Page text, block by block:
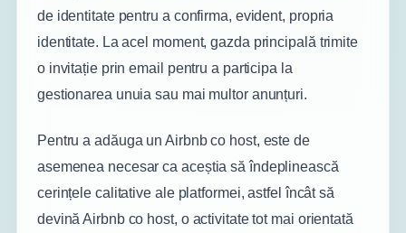
de identitate pentru a confirma, evident, propria
identitate. La acel moment, gazda principală trimite
o invitație prin email pentru a participa la
gestionarea unuia sau mai multor anunțuri.
Pentru a adăuga un Airbnb co host, este de
asemenea necesar ca aceștia să îndeplinească
cerințele calitative ale platformei, astfel încât să
devină Airbnb co host, o activitate tot mai orientată